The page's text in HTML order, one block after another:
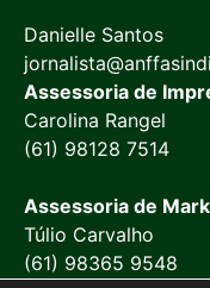
Danielle Santos
Assessoria de
Carolina Rangel
(61) 98128 7514
Assessoria de
Túlio Carvalho
(61) 98365 9548